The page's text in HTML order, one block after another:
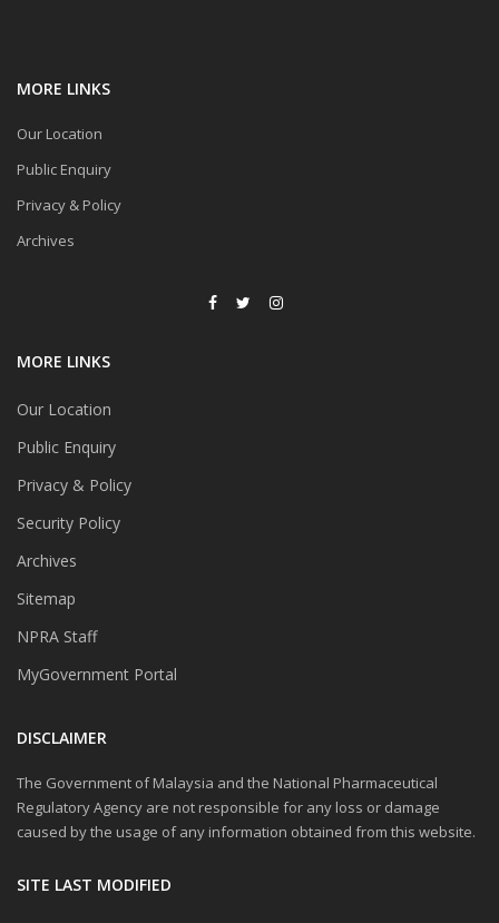
MORE LINKS
Our Location
Public Enquiry
Privacy & Policy
Archives
MORE LINKS
Our Location
Public Enquiry
Privacy & Policy
Security Policy
Archives
Sitemap
NPRA Staff
MyGovernment Portal
DISCLAIMER
The Government of Malaysia and the National Pharmaceutical
Regulatory Agency are not responsible for any loss or damage
caused by the usage of any information obtained from this website.
SITE LAST MODIFIED